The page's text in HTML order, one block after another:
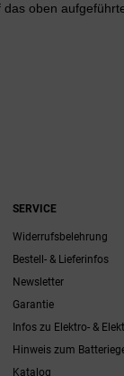
oben
SERVICE
Widerrufsbelehrung
Bestell- & Lieferinfos
Newsletter
Garantie
Infos zu Elektro- &
Hinweis zum
Katalog